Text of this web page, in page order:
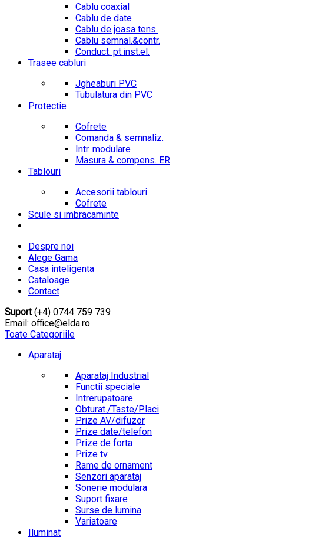
Cablu coaxial
Cablu de date
Cablu de joasa tens.
Cablu semnal.&contr.
Conduct. pt.inst.el.
Trasee cabluri
Jgheaburi PVC
Tubulatura din PVC
Protectie
Cofrete
Comanda & semnaliz.
Intr. modulare
Masura & compens. ER
Tablouri
Accesorii tablouri
Cofrete
Scule si imbracaminte
Despre noi
Alege Gama
Casa inteligenta
Cataloage
Contact
Suport(+4) 0744 759 739
Email: office@elda.ro
Toate Categoriile
Aparataj
Aparataj Industrial
Functii speciale
Intrerupatoare
Obturat./Taste/Placi
Prize AV/difuzor
Prize date/telefon
Prize de forta
Prize tv
Rame de ornament
Senzori aparataj
Sonerie modulara
Suport fixare
Surse de lumina
Variatoare
Iluminat